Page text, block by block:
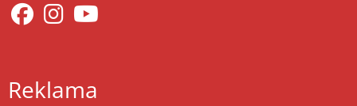
Reklama